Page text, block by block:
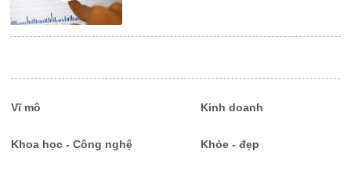
Vĩ mô Kinh doanh
Khoa học - Công nghệ Khỏe - đẹp